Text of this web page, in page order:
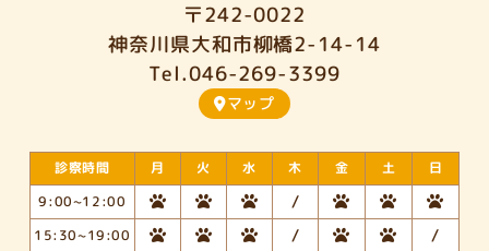
〒242-0022
神奈川県大和市柳橋2-14-14
Tel.046-269-3399
マップ
診察時間 月 火 水 木 金 土
日
9:00~12:00
/
15:30~19:00 / /